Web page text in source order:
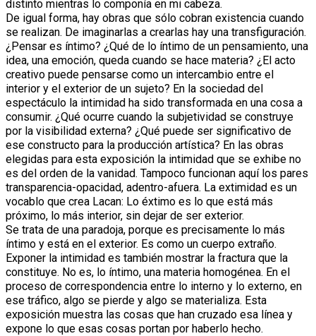
distinto mientras lo componía en mi cabeza.
De igual forma, hay obras que sólo cobran existencia cuando
se realizan. De imaginarlas a crearlas hay una transfiguración.
¿Pensar es íntimo? ¿Qué de lo íntimo de un pensamiento, una
idea, una emoción, queda cuando se hace materia? ¿El acto
creativo puede pensarse como un intercambio entre el
interior y el exterior de un sujeto? En la sociedad del
espectáculo la intimidad ha sido transformada en una cosa a
consumir. ¿Qué ocurre cuando la subjetividad se construye
por la visibilidad externa? ¿Qué puede ser significativo de
ese constructo para la producción artística? En las obras
elegidas para esta exposición la intimidad que se exhibe no
es del orden de la vanidad. Tampoco funcionan aquí los pares
transparencia-opacidad, adentro-afuera. La extimidad es un
vocablo que crea Lacan: Lo éxtimo es lo que está más
próximo, lo más interior, sin dejar de ser exterior.
Se trata de una paradoja, porque es precisamente lo más
íntimo y está en el exterior. Es como un cuerpo extraño.
Exponer la intimidad es también mostrar la fractura que la
constituye. No es, lo íntimo, una materia homogénea. En el
proceso de correspondencia entre lo interno y lo externo, en
ese tráfico, algo se pierde y algo se materializa. Esta
exposición muestra las cosas que han cruzado esa línea y
expone lo que esas cosas portan por haberlo hecho.